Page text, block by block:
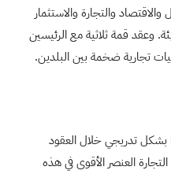
والاقتصاد والتجارة والاستثمار
وعقد قمة ثلاثية مع الرئيسين
تجارية ضخمة بين البلدين.
بشكل تدريجي خلال العقود
العنصر الأقوى في هذه